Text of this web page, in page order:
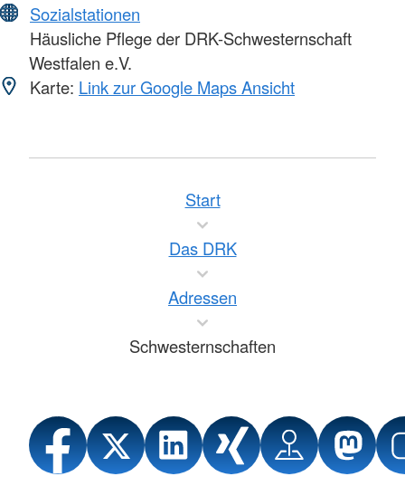
Sozialstationen
Häusliche Pflege der DRK-Schwesternschaft
Westfalen e.V.
Karte: Link zur Google Maps Ansicht
Start
Das DRK
Adressen
Schwesternschaften